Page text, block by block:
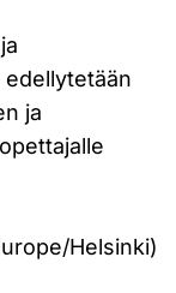
ja
Helsinki)